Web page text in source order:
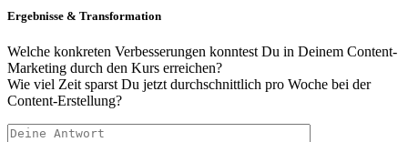
Ergebnisse & Transformation
Welche konkreten Verbesserungen konntest Du in Deinem Content-
Marketing durch den Kurs erreichen?
Wie viel Zeit sparst Du jetzt durchschnittlich pro Woche bei der
Content-Erstellung?